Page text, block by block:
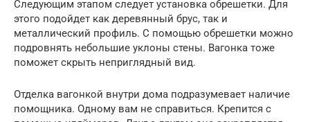
Следующим этапом следует установка обрешетки. Для
этого подойдет как деревянный брус, так и
металлический профиль. С помощью обрешетки можно
подровнять небольшие уклоны стены. Вагонка тоже
поможет скрыть неприглядный вид.
Отделка вагонкой внутри дома подразумевает наличие
помощника. Одному вам не справиться. Крепится с